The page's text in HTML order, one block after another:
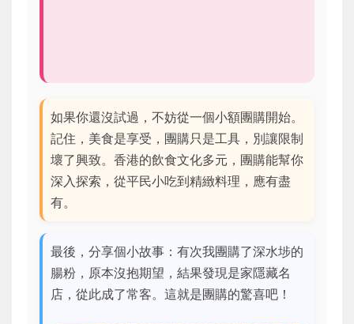
如果你還沒試過，不妨從一個小額團購開始。
記住，美食是享受，團購只是工具，別讓限制
壞了興致。香港的飲食文化多元，團購能幫你
深入探索，從平民小吃到精緻料理，應有盡
有。
最後，分享個小故事：有次我團購了深水埗的
腸粉，原本沒抱期望，結果發現是家隱藏名
店，從此成了常客。這就是團購的驚喜吧！